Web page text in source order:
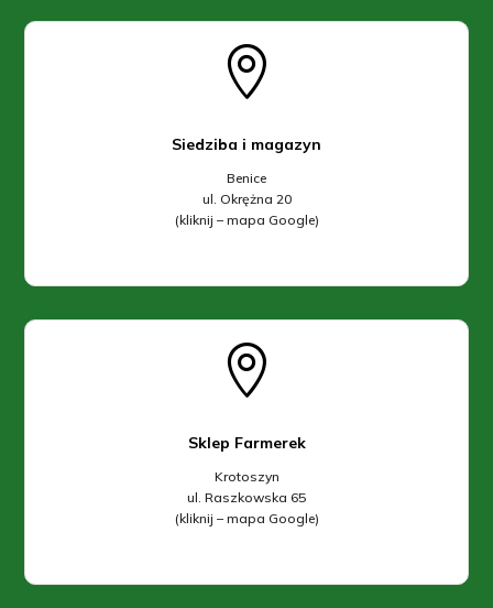

Siedziba i magazyn
Benice
ul. Okrężna 20
(kliknij – mapa Google)

Sklep Farmerek
Krotoszyn
ul. Raszkowska 65
(kliknij – mapa Google)